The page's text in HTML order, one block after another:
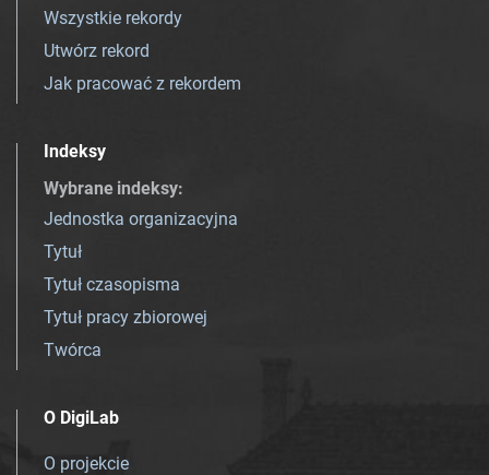
Wszystkie rekordy
Utwórz rekord
Jak pracować z rekordem
Indeksy
Wybrane indeksy:
Jednostka organizacyjna
Tytuł
Tytuł czasopisma
Tytuł pracy zbiorowej
Twórca
O DigiLab
O projekcie